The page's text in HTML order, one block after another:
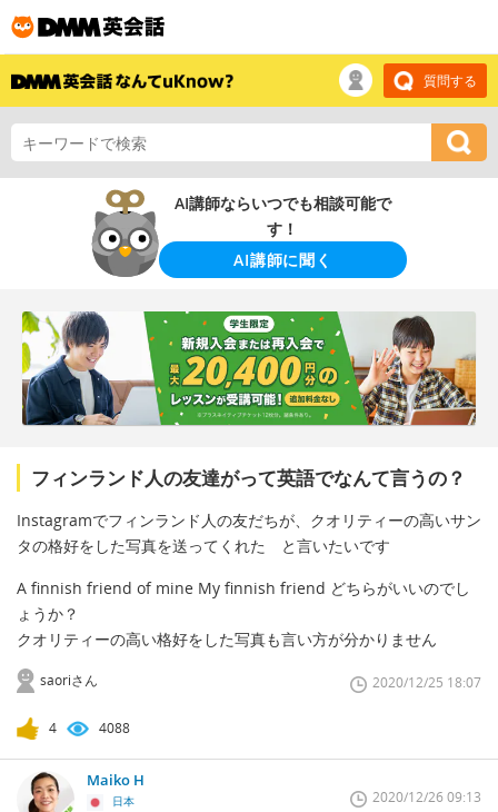
質問する
AI講師ならいつでも相談可能で
す！
AI講師に聞く
フィンランド人の友達がって英語でなんて言うの？
Instagramでフィンランド人の友だちが、クオリティーの高いサン
タの格好をした写真を送ってくれた と言いたいです
A finnish friend of mine My finnish friend どちらがいいのでし
ょうか？
クオリティーの高い格好をした写真も言い方が分かりません
saoriさん 2020/12/25 18:07
4 4088
Maiko H
日本 2020/12/26 09:13